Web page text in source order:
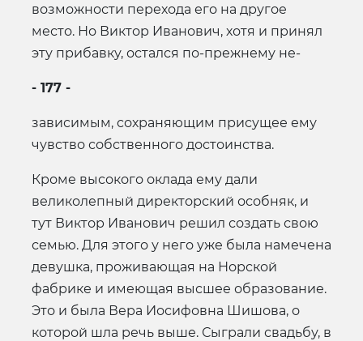
возможности перехода его на другое
место. Но Виктор Иванович, хотя и принял
эту прибавку, остался по-прежнему не-
- 177 -
зависимым, сохраняющим присущее ему
чувство собственного достоинства.
Кроме высокого оклада ему дали
великолепный директорский особняк, и
тут Виктор Иванович решил создать свою
семью. Для этого у него уже была намечена
девушка, проживающая на Норской
фабрике и имеющая высшее образование.
Это и была Вера Иосифовна Шишова, о
которой шла речь выше. Сыграли свадьбу, в